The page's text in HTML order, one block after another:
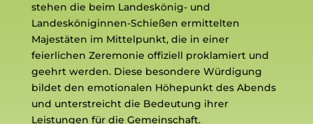
stehen die beim Landeskönig- und
Landesköniginnen-Schießen ermittelten
Majestäten im Mittelpunkt, die in einer
feierlichen Zeremonie offiziell proklamiert und
geehrt werden. Diese besondere Würdigung
bildet den emotionalen Höhepunkt des Abends
und unterstreicht die Bedeutung ihrer
Leistungen für die Gemeinschaft.